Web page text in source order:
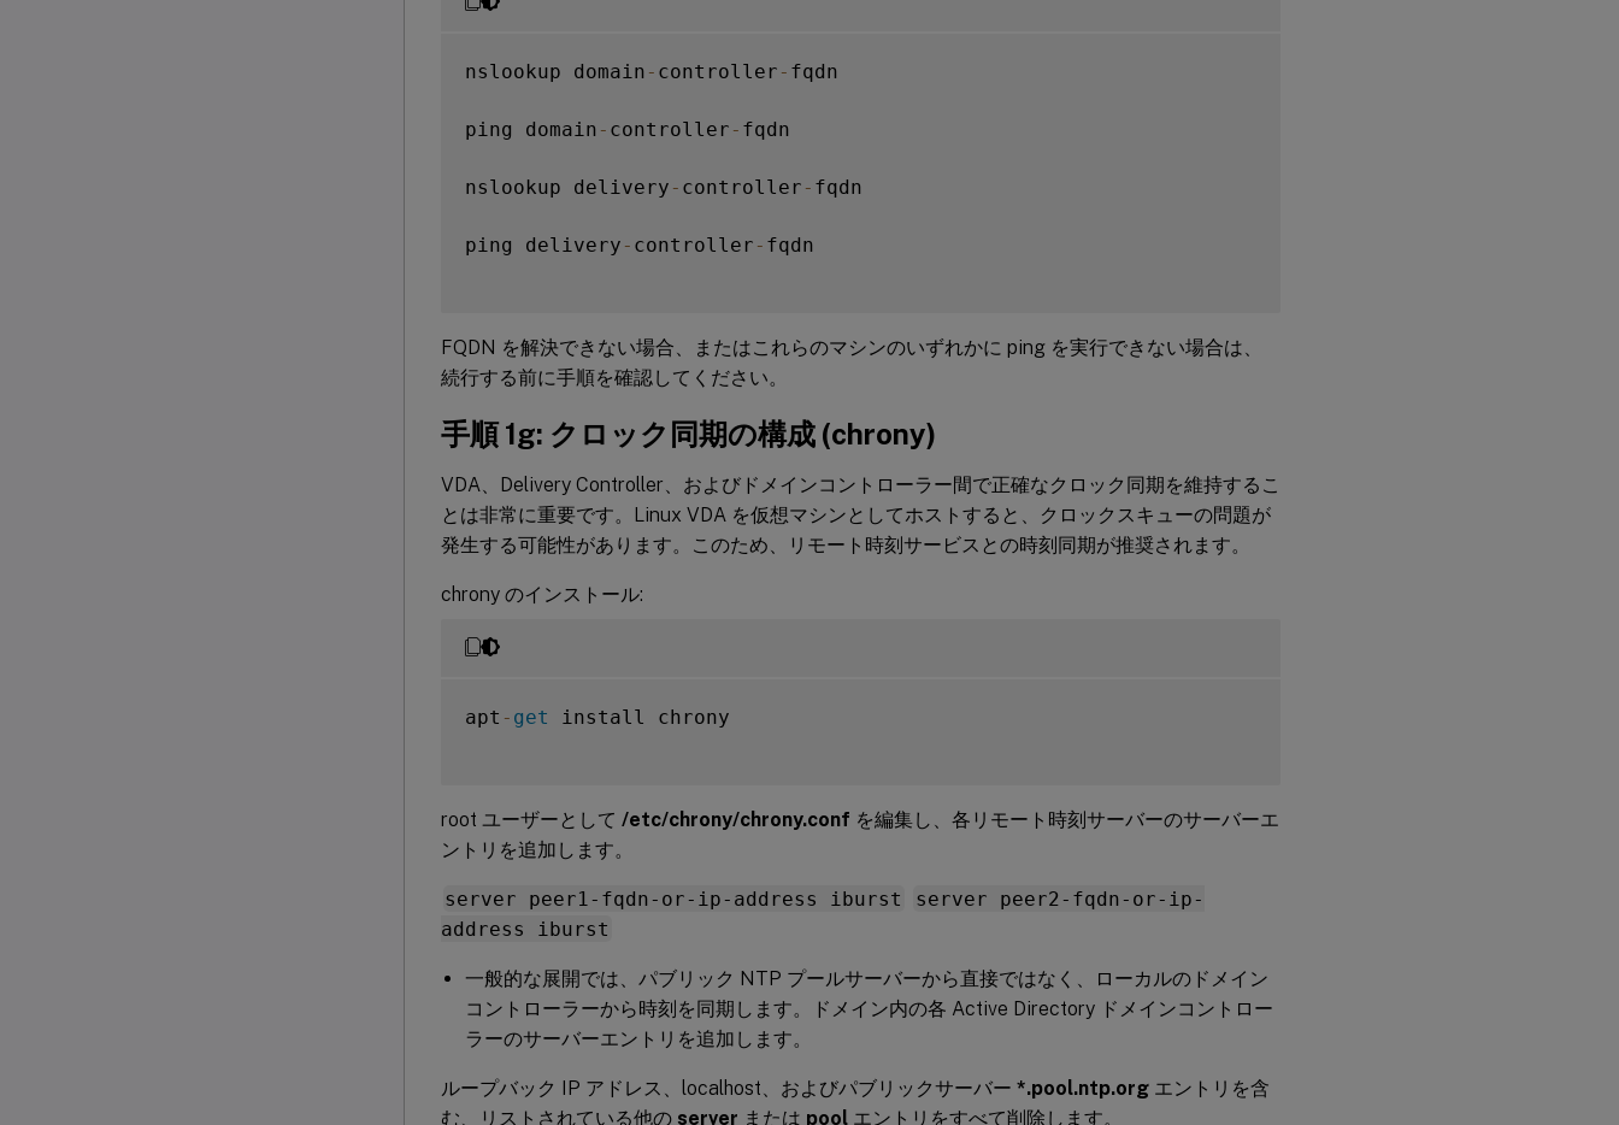
nslookup domain - controller - fqdn
ping domain - controller - fqdn
nslookup delivery - controller - fqdn
ping delivery - controller - fqdn
FQDN を解決できない場合、またはこれらのマシンのいずれかに ping を実行できない場合は、
続行する前に手順を確認してください。
手順 1g: クロック同期の構成 (chrony)
VDA、Delivery Controller、およびドメインコントローラー間で正確なクロック同期を維持するこ
とは非常に重要です。Linux VDA を仮想マシンとしてホストすると、クロックスキューの問題が
発生する可能性があります。このため、リモート時刻サービスとの時刻同期が推奨されます。
chrony のインストール:
apt - get install chrony
root ユーザーとして /etc/chrony/chrony.conf を編集し、各リモート時刻サーバーのサーバーエ
ントリを追加します。
server peer1-fqdn-or-ip-address iburst
server peer2-fqdn-or-ip-
address iburst
一般的な展開では、パブリック NTP プールサーバーから直接ではなく、ローカルのドメイン
コントローラーから時刻を同期します。ドメイン内の各 Active Directory ドメインコントロー
ラーのサーバーエントリを追加します。
ループバック IP アドレス、localhost、およびパブリックサーバー *.pool.ntp.org エントリを含
む、リストされている他の server または pool エントリをすべて削除します。